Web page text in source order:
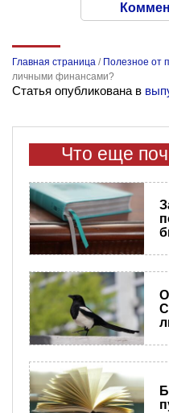
Главная страница / Полезное от
личными финансами?
Статья опубликована в
Что еще